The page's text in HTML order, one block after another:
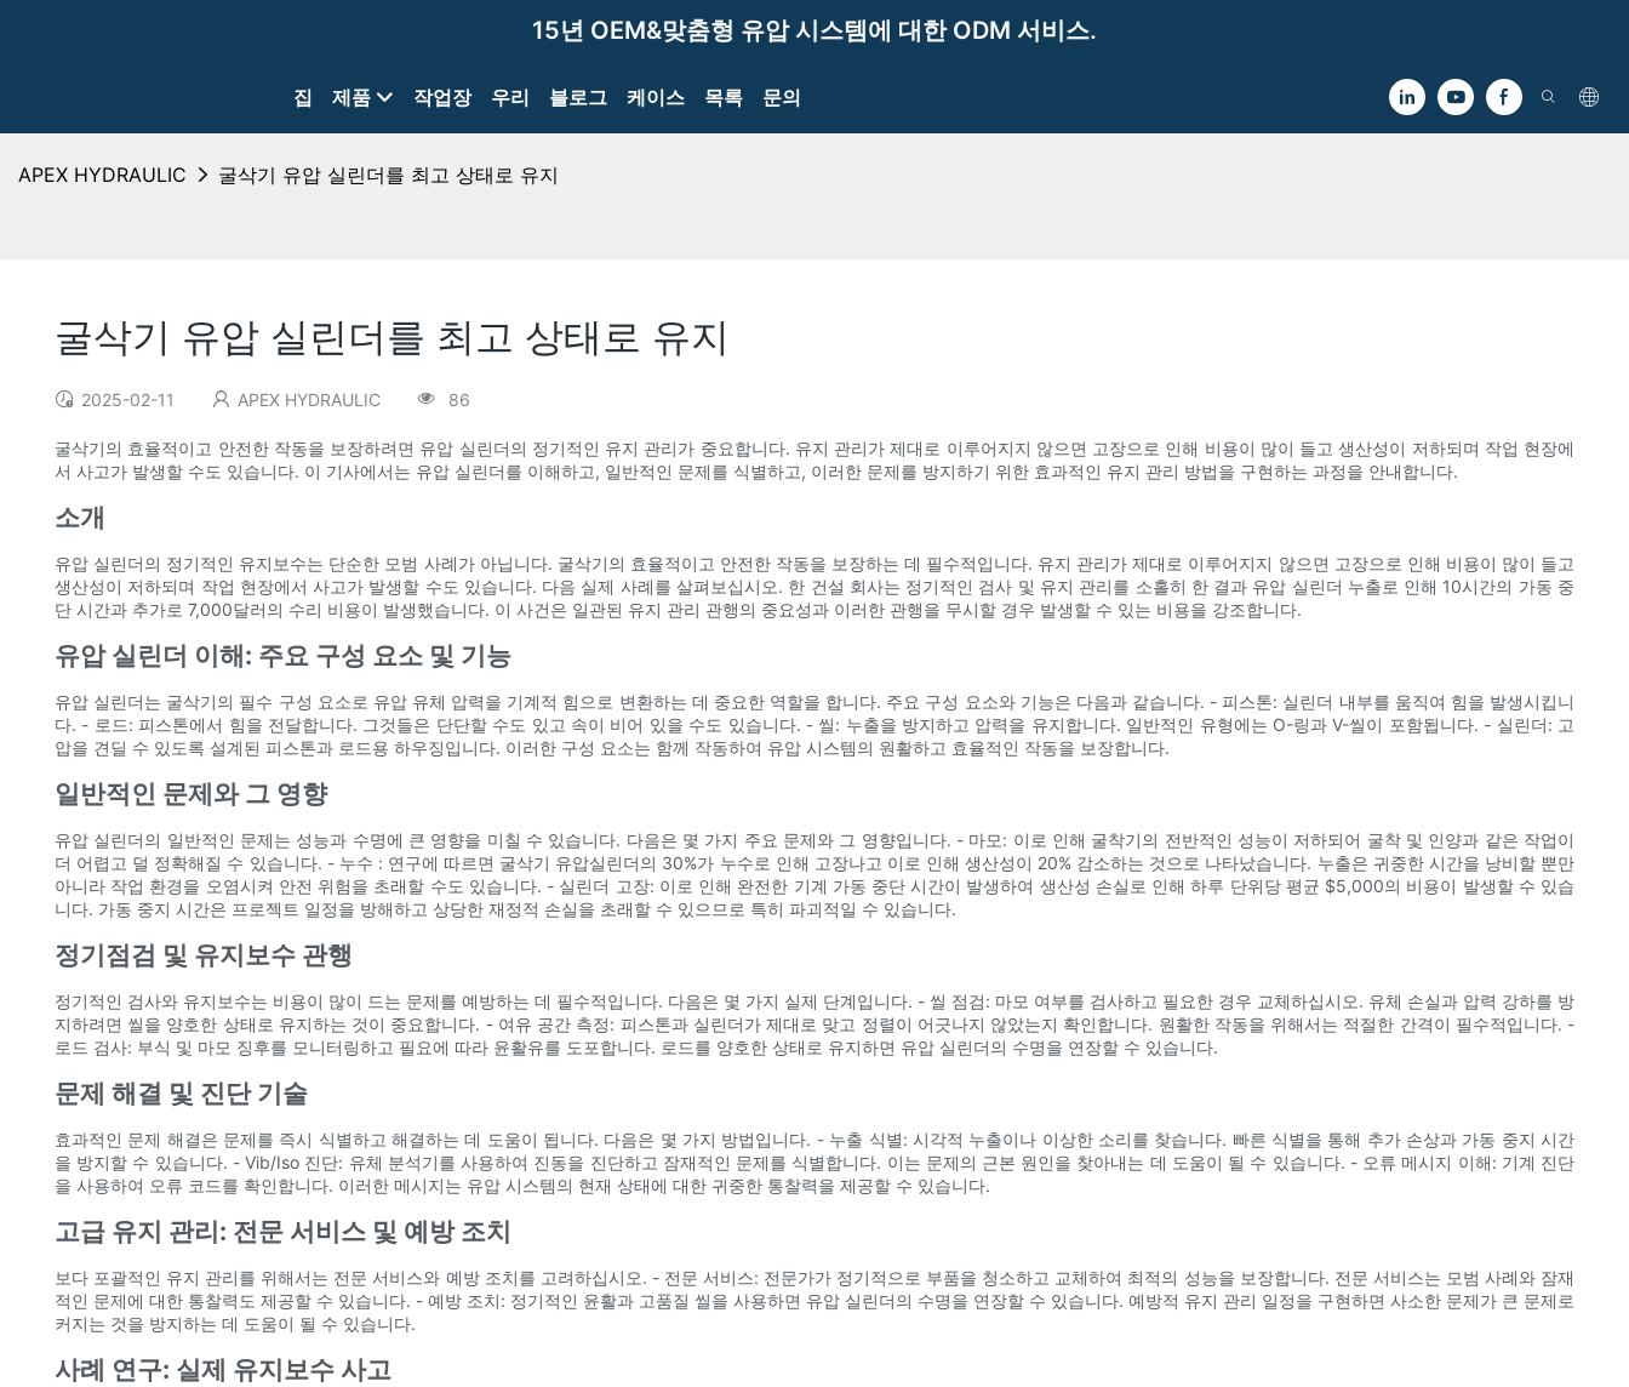
15년 OEM&맞춤형 유압 시스템에 대한 ODM 서비스.
집 제품 작업장 우리 블로그 케이스 목록 문의
APEX HYDRAULIC 굴삭기 유압 실린더를 최고 상태로 유지
굴삭기 유압 실린더를 최고 상태로 유지
2025-02-11 APEX HYDRAULIC 86
굴삭기의 효율적이고 안전한 작동을 보장하려면 유압 실린더의 정기적인 유지 관리가 중요합니다. 유지 관리가 제대로 이루어지지 않으면 고장으로 인해 비용이 많이 들고 생산성이 저하되며 작업 현장에
서 사고가 발생할 수도 있습니다. 이 기사에서는 유압 실린더를 이해하고, 일반적인 문제를 식별하고, 이러한 문제를 방지하기 위한 효과적인 유지 관리 방법을 구현하는 과정을 안내합니다.
소개
유압 실린더의 정기적인 유지보수는 단순한 모범 사례가 아닙니다. 굴삭기의 효율적이고 안전한 작동을 보장하는 데 필수적입니다. 유지 관리가 제대로 이루어지지 않으면 고장으로 인해 비용이 많이 들고
생산성이 저하되며 작업 현장에서 사고가 발생할 수도 있습니다. 다음 실제 사례를 살펴보십시오. 한 건설 회사는 정기적인 검사 및 유지 관리를 소홀히 한 결과 유압 실린더 누출로 인해 10시간의 가동 중
단 시간과 추가로 7,000달러의 수리 비용이 발생했습니다. 이 사건은 일관된 유지 관리 관행의 중요성과 이러한 관행을 무시할 경우 발생할 수 있는 비용을 강조합니다.
유압 실린더 이해: 주요 구성 요소 및 기능
유압 실린더는 굴삭기의 필수 구성 요소로 유압 유체 압력을 기계적 힘으로 변환하는 데 중요한 역할을 합니다. 주요 구성 요소와 기능은 다음과 같습니다. - 피스톤: 실린더 내부를 움직여 힘을 발생시킵니
다. - 로드: 피스톤에서 힘을 전달합니다. 그것들은 단단할 수도 있고 속이 비어 있을 수도 있습니다. - 씰: 누출을 방지하고 압력을 유지합니다. 일반적인 유형에는 O-링과 V-씰이 포함됩니다. - 실린더: 고
압을 견딜 수 있도록 설계된 피스톤과 로드용 하우징입니다. 이러한 구성 요소는 함께 작동하여 유압 시스템의 원활하고 효율적인 작동을 보장합니다.
일반적인 문제와 그 영향
유압 실린더의 일반적인 문제는 성능과 수명에 큰 영향을 미칠 수 있습니다. 다음은 몇 가지 주요 문제와 그 영향입니다. - 마모: 이로 인해 굴착기의 전반적인 성능이 저하되어 굴착 및 인양과 같은 작업이
더 어렵고 덜 정확해질 수 있습니다. - 누수 : 연구에 따르면 굴삭기 유압실린더의 30%가 누수로 인해 고장나고 이로 인해 생산성이 20% 감소하는 것으로 나타났습니다. 누출은 귀중한 시간을 낭비할 뿐만
아니라 작업 환경을 오염시켜 안전 위험을 초래할 수도 있습니다. - 실린더 고장: 이로 인해 완전한 기계 가동 중단 시간이 발생하여 생산성 손실로 인해 하루 단위당 평균 $5,000의 비용이 발생할 수 있습
니다. 가동 중지 시간은 프로젝트 일정을 방해하고 상당한 재정적 손실을 초래할 수 있으므로 특히 파괴적일 수 있습니다.
정기점검 및 유지보수 관행
정기적인 검사와 유지보수는 비용이 많이 드는 문제를 예방하는 데 필수적입니다. 다음은 몇 가지 실제 단계입니다. - 씰 점검: 마모 여부를 검사하고 필요한 경우 교체하십시오. 유체 손실과 압력 강하를 방
지하려면 씰을 양호한 상태로 유지하는 것이 중요합니다. - 여유 공간 측정: 피스톤과 실린더가 제대로 맞고 정렬이 어긋나지 않았는지 확인합니다. 원활한 작동을 위해서는 적절한 간격이 필수적입니다. -
로드 검사: 부식 및 마모 징후를 모니터링하고 필요에 따라 윤활유를 도포합니다. 로드를 양호한 상태로 유지하면 유압 실린더의 수명을 연장할 수 있습니다.
문제 해결 및 진단 기술
효과적인 문제 해결은 문제를 즉시 식별하고 해결하는 데 도움이 됩니다. 다음은 몇 가지 방법입니다. - 누출 식별: 시각적 누출이나 이상한 소리를 찾습니다. 빠른 식별을 통해 추가 손상과 가동 중지 시간
을 방지할 수 있습니다. - Vib/Iso 진단: 유체 분석기를 사용하여 진동을 진단하고 잠재적인 문제를 식별합니다. 이는 문제의 근본 원인을 찾아내는 데 도움이 될 수 있습니다. - 오류 메시지 이해: 기계 진단
을 사용하여 오류 코드를 확인합니다. 이러한 메시지는 유압 시스템의 현재 상태에 대한 귀중한 통찰력을 제공할 수 있습니다.
고급 유지 관리: 전문 서비스 및 예방 조치
보다 포괄적인 유지 관리를 위해서는 전문 서비스와 예방 조치를 고려하십시오. - 전문 서비스: 전문가가 정기적으로 부품을 청소하고 교체하여 최적의 성능을 보장합니다. 전문 서비스는 모범 사례와 잠재
적인 문제에 대한 통찰력도 제공할 수 있습니다. - 예방 조치: 정기적인 윤활과 고품질 씰을 사용하면 유압 실린더의 수명을 연장할 수 있습니다. 예방적 유지 관리 일정을 구현하면 사소한 문제가 큰 문제로
커지는 것을 방지하는 데 도움이 될 수 있습니다.
사례 연구: 실제 유지보수 사고